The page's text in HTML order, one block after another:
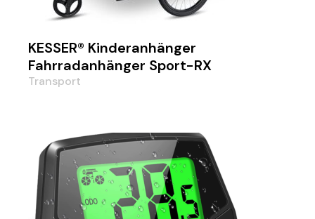
KESSER® Kinderanhänger
Fahrradanhänger Sport-RX
Transport